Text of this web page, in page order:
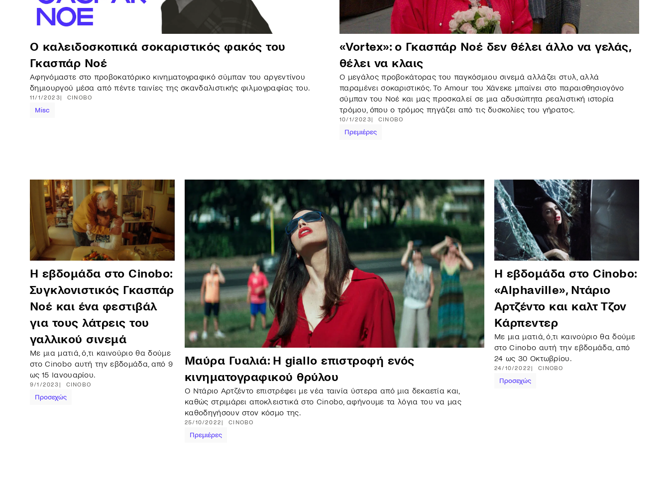
Ο καλειδοσκοπικά σοκαριστικός φακός του
Γκασπάρ Νοέ
Αφηνόμαστε στο προβοκατόρικο κινηματογραφικό σύμπαν του αργεντίνου
δημιουργού μέσα από πέντε ταινίες της σκανδαλιστικής φιλμογραφίας του.
11/1/2023 CINOBO
Misc
«Vortex»: ο Γκασπάρ Νοέ δεν θέλει άλλο να γελάς,
θέλει να κλαις
Ο μεγάλος προβοκάτορας του παγκόσμιου σινεμά αλλάζει στυλ, αλλά
παραμένει σοκαριστικός. Το Amour του Χάνεκε μπαίνει στο παραισθησιογόνο
σύμπαν του Νοέ και μας προσκαλεί σε μια αδυσώπητα ρεαλιστική ιστορία
τρόμου, όπου ο τρόμος πηγάζει από τις δυσκολίες του γήρατος.
10/1/2023 CINOBO
Πρεμιέρες
Η εβδομάδα στο Cinobo:
Συγκλονιστικός Γκασπάρ
Νοέ και ένα φεστιβάλ
για τους λάτρεις του
γαλλικού σινεμά
Με μια ματιά, ό,τι καινούριο θα δούμε
στο Cinobo αυτή την εβδομάδα, από 9
ως 15 Ιανουαρίου.
9/1/2023 CINOBO
Προσεχώς
Μαύρα Γυαλιά: Η giallo επιστροφή ενός
κινηματογραφικού θρύλου
Ο Ντάριο Αρτζέντο επιστρέφει με νέα ταινία ύστερα από μια δεκαετία και,
καθώς στριμάρει αποκλειστικά στο Cinobo, αφήνουμε τα λόγια του να μας
καθοδηγήσουν στον κόσμο της.
25/10/2022 CINOBO
Πρεμιέρες
Η εβδομάδα στο Cinobo:
«Alphaville», Ντάριο
Αρτζέντο και καλτ Τζον
Κάρπεντερ
Με μια ματιά, ό,τι καινούριο θα δούμε
στο Cinobo αυτή την εβδομάδα, από
24 ως 30 Οκτωβρίου.
24/10/2022 CINOBO
Προσεχώς